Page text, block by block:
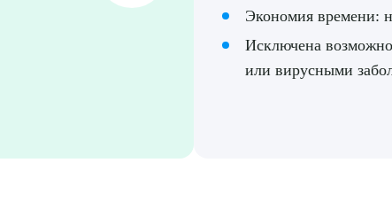
Экономия времени:
Исключена
или вирусными